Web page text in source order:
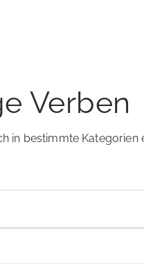
Verben
in bestimmte Kategorien